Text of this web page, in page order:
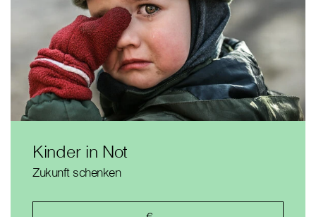
Kinder in Not
Zukunft schenken